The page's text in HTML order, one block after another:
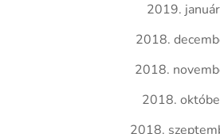
2019. január
2018.
2018.
2018.
2018.